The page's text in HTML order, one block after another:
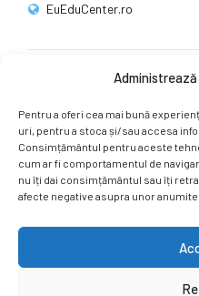
Pentru a oferi cea mai bună
uri, pentru a stoca și/sau accesa
Consimțământul pentru aceste
cum ar fi comportamentul de
nu îți dai consimțământul sau îți
afecte negative asupra unor
EuEduCenter.ro
Ne puteți găsi și pe rețelele